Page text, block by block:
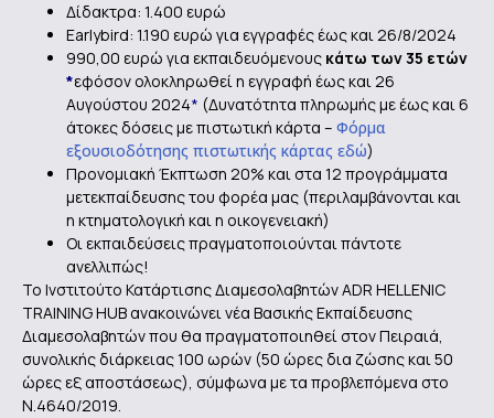
Δίδακτρα: 1.400 ευρώ
Εarlybird: 1.190 ευρώ για εγγραφές έως και 26/8/2024
990,00 ευρώ για εκπαιδευόμενους κάτω των 35 ετών
*εφόσον ολοκληρωθεί η εγγραφή έως και 26
Αυγούστου 2024* (Δυνατότητα πληρωμής με έως και 6
άτοκες δόσεις με πιστωτική κάρτα – Φόρμα
εξουσιοδότησης πιστωτικής κάρτας εδώ)
Προνομιακή Έκπτωση 20% και στα 12 προγράμματα
μετεκπαίδευσης του φορέα μας (περιλαμβάνονται και
η κτηματολογική και η οικογενειακή)
Οι εκπαιδεύσεις πραγματοποιούνται πάντοτε
ανελλιπώς!
Το Ινστιτούτο Κατάρτισης Διαμεσολαβητών ADR HELLENIC
TRAINING HUB ανακοινώνει νέα Βασικής Εκπαίδευσης
Διαμεσολαβητών που θα πραγματοποιηθεί στον Πειραιά,
συνολικής διάρκειας 100 ωρών (50 ώρες δια ζώσης και 50
ώρες εξ αποστάσεως), σύμφωνα με τα προβλεπόμενα στο
Ν.4640/2019.